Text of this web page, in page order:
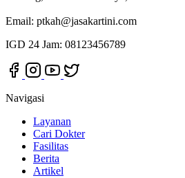
Email: ptkah@jasakartini.com
IGD 24 Jam: 08123456789
Navigasi
Layanan
Cari Dokter
Fasilitas
Berita
Artikel